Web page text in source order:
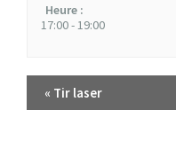
Heure :
17:00 - 19:00
« Tir laser